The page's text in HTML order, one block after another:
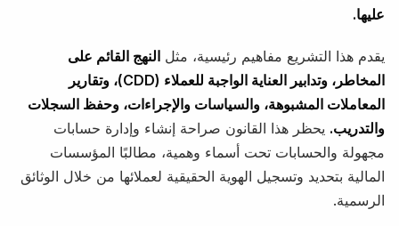
عليها.
يقدم هذا التشريع مفاهيم رئيسية، مثل النهج القائم على
المخاطر، وتدابير العناية الواجبة للعملاء (CDD)، وتقارير
المعاملات المشبوهة، والسياسات والإجراءات، وحفظ السجلات
والتدريب. يحظر هذا القانون صراحة إنشاء وإدارة حسابات
مجهولة والحسابات تحت أسماء وهمية، مطالبًا المؤسسات
المالية بتحديد وتسجيل الهوية الحقيقية لعملائها من خلال الوثائق
الرسمية.